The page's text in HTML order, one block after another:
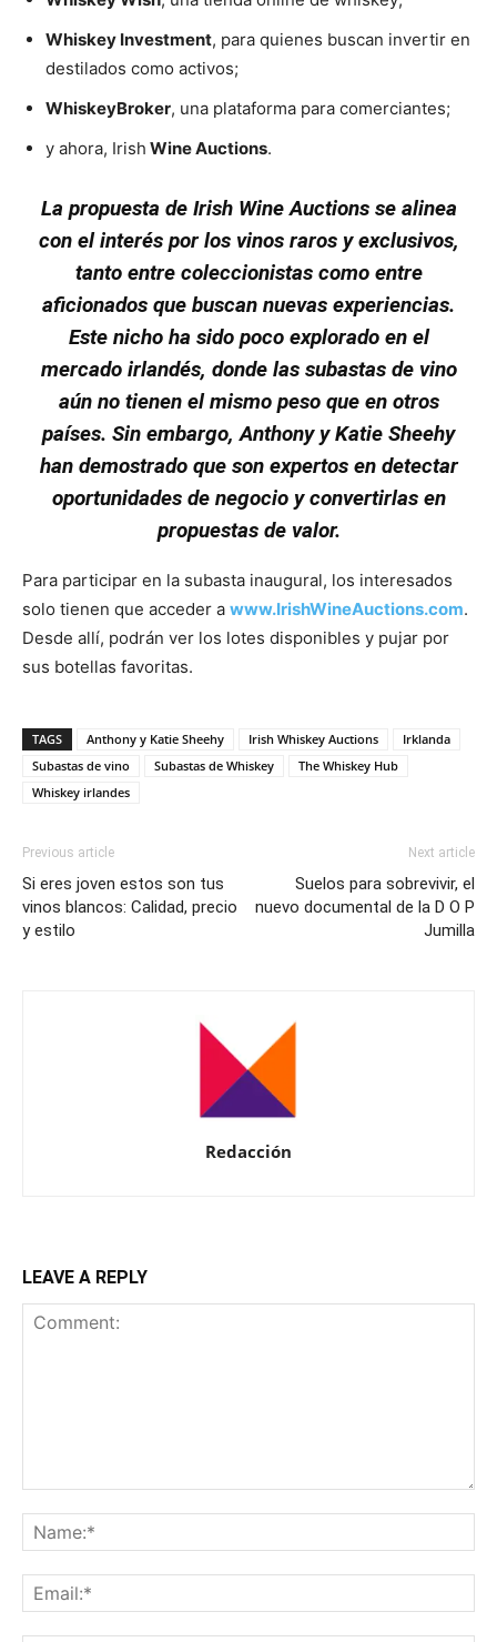
Whiskey Investment, para quienes buscan invertir en
destilados como activos;
WhiskeyBroker, una plataforma para comerciantes;
y ahora, Irish Wine Auctions.
La propuesta de Irish Wine Auctions se alinea
con el interés por los vinos raros y exclusivos,
tanto entre coleccionistas como entre
aficionados que buscan nuevas experiencias.
Este nicho ha sido poco explorado en el
mercado irlandés, donde las subastas de vino
aún no tienen el mismo peso que en otros
países. Sin embargo, Anthony y Katie Sheehy
han demostrado que son expertos en detectar
oportunidades de negocio y convertirlas en
propuestas de valor.
Para participar en la subasta inaugural, los interesados
solo tienen que acceder a www.IrishWineAuctions.com.
Desde allí, podrán ver los lotes disponibles y pujar por
sus botellas favoritas.
TAGS Anthony y Katie Sheehy Irish Whiskey Auctions
Irklanda
Subastas de vino
Subastas de Whiskey
The Whiskey Hub
Whiskey irlandes
Previous article
Si eres joven estos son tus
vinos blancos: Calidad, precio
y estilo
Next article
Suelos para sobrevivir, el
nuevo documental de la D O P
Jumilla
Redacción
LEAVE A REPLY